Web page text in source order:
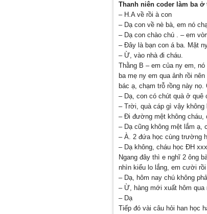
Thanh niên coder làm ba ở
– H.A về rồi à con
– Dạ con về nè bà, em nó
– Dạ con chào chú . – em
– Đây là bạn con á ba. Mặt
– Ừ, vào nhà đi cháu.
Thằng B – em của ny em,
ba mẹ ny em qua ảnh rồi
bác ạ, chạm trỗ rồng này
– Dạ, con có chút quà ở quê
– Trời, quà cáp gì vậy
– Đi đường mệt không cháu,
– Dạ cũng không mệt lắm ạ,
– À. 2 đứa học cùng trường
– Dạ không, cháu học ĐH
Ngang đây thì e nghĩ 2 ông
nhìn kiểu lo lắng, em cười
– Dạ, hôm nay chú không
– Ừ, hàng mới xuất hôm qua
– Dạ
Tiếp đó vài câu hỏi han học